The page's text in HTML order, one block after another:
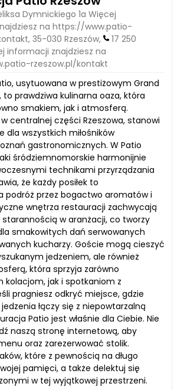
Dymnickiego 1a Więcej
na https://www.patio-
35-030 Rzeszów,
17 250
informacji znajdziesz na
rzeszow.pl/kontakt
usytuowana w prestiżowym Grand
to prawdziwa kulinarna oaza, która
smakiem, jak i atmosferą.
centralnej części Rzeszowa, stanowi
dla wszystkich miłośników
gastronomicznych. W Patio
śródziemnomorskie harmonijnie
technikami przyrządzania
że każdy posiłek to
podróż przez bogactwo aromatów i
wnętrza restauracji zachwycają
w aranżacji, co tworzy
smakowitych dań serwowanych
kucharzy. Goście mogą cieszyć
jedzeniem, ale również
która sprzyja zarówno
jak i spotkaniom z
pragniesz odkryć miejsce, gdzie
łączy się z niepowtarzalną
Patio jest właśnie dla Ciebie. Nie
naszą stronę internetową, aby
oraz zarezerwować stolik.
które z pewnością na długo
pamięci, a także delektuj się
w tej wyjątkowej przestrzeni.